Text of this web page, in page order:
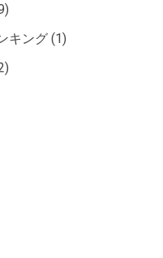
キング (1)